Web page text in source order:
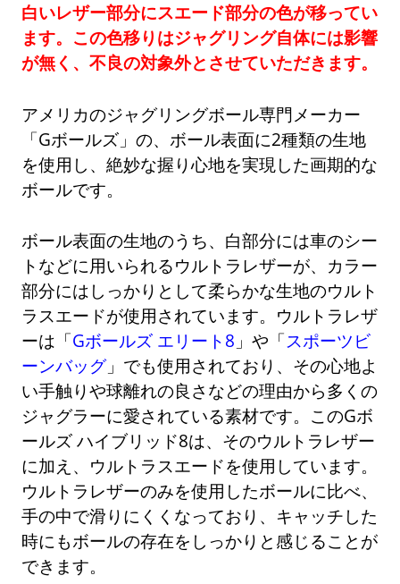
白いレザー部分にスエード部分の色が移ってい
ます。この色移りはジャグリング自体には影響
が無く、不良の対象外とさせていただきます。
アメリカのジャグリングボール専門メーカー
「Gボールズ」の、ボール表面に2種類の生地
を使用し、絶妙な握り心地を実現した画期的な
ボールです。
ボール表面の生地のうち、白部分には車のシー
トなどに用いられるウルトラレザーが、カラー
部分にはしっかりとして柔らかな生地のウルト
ラスエードが使用されています。ウルトラレザ
ーは「Gボールズ エリート8 」や「スポーツビ
ーンバッグ」でも使用されており、その心地よ
い手触りや球離れの良さなどの理由から多くの
ジャグラーに愛されている素材です。このGボ
ールズ ハイブリッド8は、そのウルトラレザー
に加え、ウルトラスエードを使用しています。
ウルトラレザーのみを使用したボールに比べ、
手の中で滑りにくくなっており、キャッチした
時にもボールの存在をしっかりと感じることが
できます。